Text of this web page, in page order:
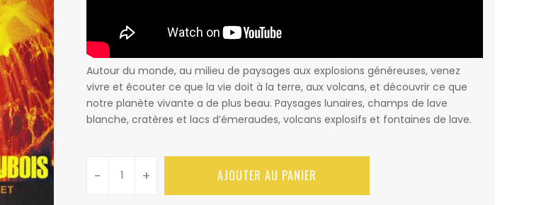
Autour du monde, au milieu de paysages aux explosions généreuses, venez
vivre et écouter ce que la vie doit à la terre, aux volcans, et découvrir ce que
notre planète vivante a de plus beau. Paysages lunaires, champs de lave
blanche, cratères et lacs d’émeraudes, volcans explosifs et fontaines de lave.
- + AJOUTER AU PANIER